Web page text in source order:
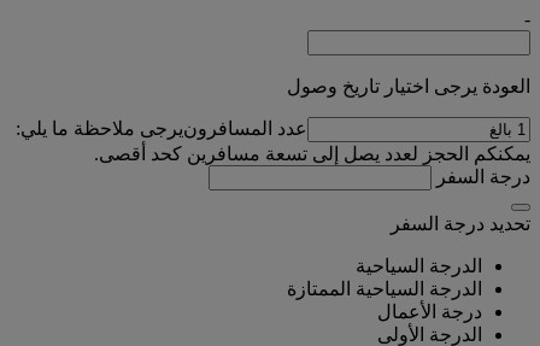
-
العودة يرجى اختيار تاريخ وصول
عدد المسافرونيرجى ملاحظة ما يلي:
يمكنكم الحجز لعدد يصل إلى تسعة مسافرين كحد أقصى.
درجة السفر
تحديد درجة السفر
الدرجة السياحية
الدرجة السياحية الممتازة
درجة الأعمال
الدرجة الأولى